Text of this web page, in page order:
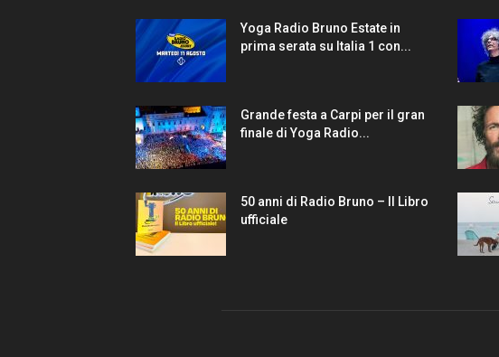
Yoga Radio Bruno Estate in
prima serata su Italia 1 con...
Grande festa a Carpi per il gran
finale di Yoga Radio...
50 anni di Radio Bruno – Il Libro
ufficiale